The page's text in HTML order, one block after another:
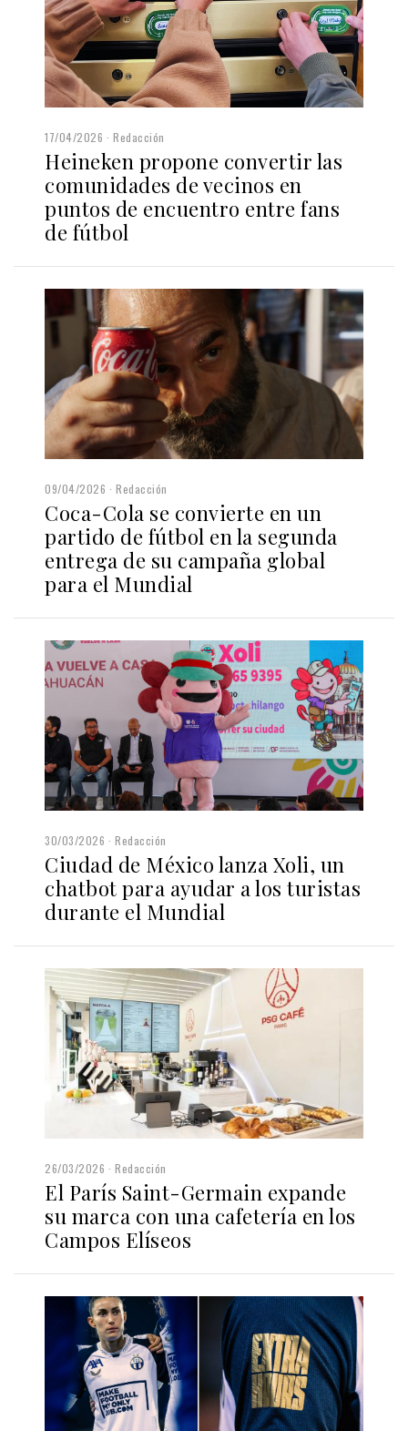
17/04/2026 Redacción
Heineken propone convertir las
comunidades de vecinos en
puntos de encuentro entre fans
de fútbol
09/04/2026 Redacción
Coca-Cola se convierte en un
partido de fútbol en la segunda
entrega de su campaña global
para el Mundial
30/03/2026 Redacción
Ciudad de México lanza Xoli, un
chatbot para ayudar a los turistas
durante el Mundial
26/03/2026 Redacción
El París Saint-Germain expande
su marca con una cafetería en los
Campos Elíseos